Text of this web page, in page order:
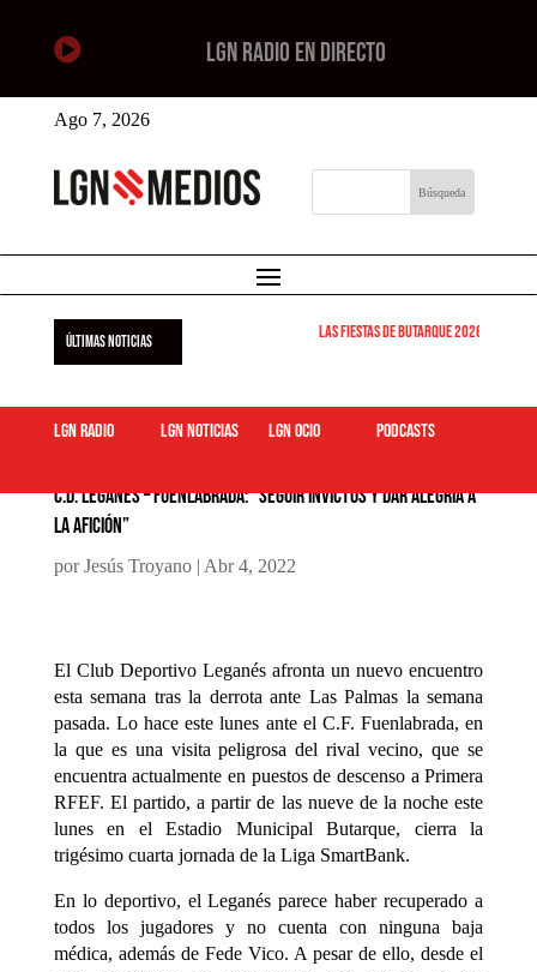
 LGN RADIO EN DIRECTO
Ago 7, 2026
ÚLTIMAS NOTICIAS Las Fiestas de Butarque 2026 arrancan
LGN Radio LGN Noticias LGN ocio podcasts
C.D. Leganés – Fuenlabrada: “Seguir invictos y dar alegría a
la afición”
porJesús Troyano| Abr 4, 2022
El Club Deportivo Leganés afronta un nuevo encuentro
esta semana tras la derrota ante Las Palmas la semana
pasada. Lo hace este lunes ante el C.F. Fuenlabrada, en
la que es una visita peligrosa del rival vecino, que se
encuentra actualmente en puestos de descenso a Primera
RFEF. El partido, a partir de las nueve de la noche este
lunes en el Estadio Municipal Butarque, cierra la
trigésimo cuarta jornada de la Liga SmartBank.
En lo deportivo, el Leganés parece haber recuperado a
todos los jugadores y no cuenta con ninguna baja
médica, además de Fede Vico. A pesar de ello, desde el